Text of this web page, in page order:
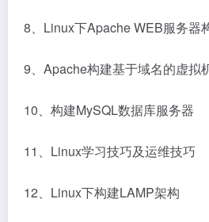
8、Linux下Apache WEB服务器
9、Apache构建基于域名的虚拟
10、构建MySQL数据库服务器
11、Linux学习技巧及运维技巧
12、Linux下构建LAMP架构